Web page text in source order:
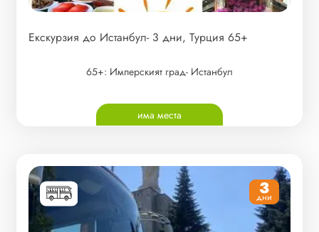
Екскурзия до Истанбул- 3 дни, Турция 65+
65+: Имперският град- Истанбул
има места
3
дни